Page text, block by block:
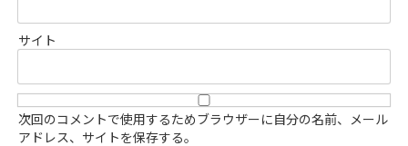
サイト
次回のコメントで使用するためブラウザーに自分の名前、メール
アドレス、サイトを保存する。